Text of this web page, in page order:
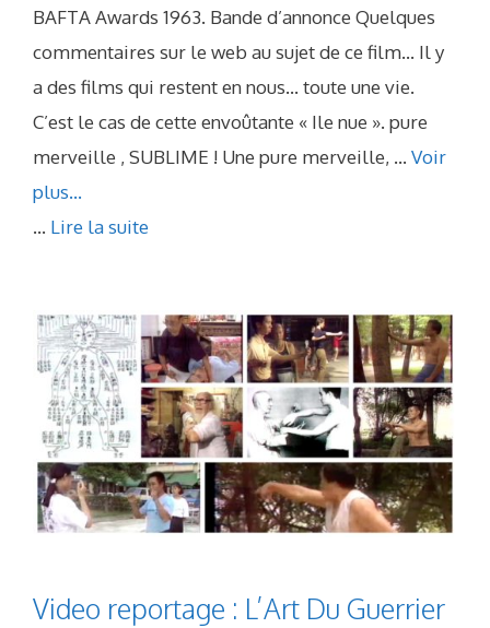
BAFTA Awards 1963. Bande d’annonce Quelques
commentaires sur le web au sujet de ce film… Il y
a des films qui restent en nous… toute une vie.
C’est le cas de cette envoûtante « Ile nue ». pure
merveille , SUBLIME ! Une pure merveille, … Voir
plus…
... Lire la suite
Video reportage : L’Art Du Guerrier